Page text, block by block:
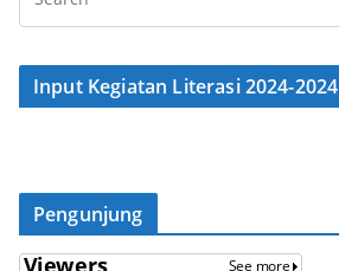
Input Kegiatan Literasi 2024-2024
Pengunjung